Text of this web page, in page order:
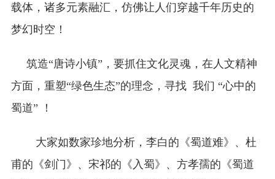
载体，诸多元素融汇，仿佛让人们穿越千年历史的
梦幻时空！
筑造“唐诗小镇”，要抓住文化灵魂，在人文精神
方面，重塑“绿色生态”的理念，寻找 我们 “心中的
蜀道” ！
大家如数家珍地分析，李白的《蜀道难》、杜
甫的《剑门》、宋祁的《入蜀》、方孝孺的《蜀道